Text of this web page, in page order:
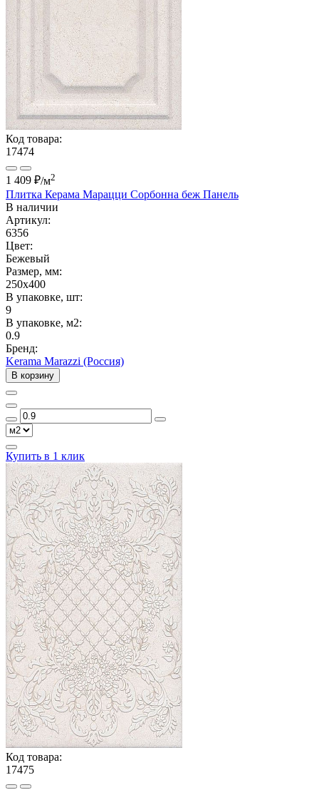
Код товара:
17474
1 409 ₽/м2
Плитка Керама Марацци Сорбонна беж Панель
В наличии
Артикул:
6356
Цвет:
Бежевый
Размер, мм:
250x400
В упаковке, шт:
9
В упаковке, м2:
0.9
Бренд:
Kerama Marazzi (Россия)
В корзину
Купить в 1 клик
Код товара:
17475